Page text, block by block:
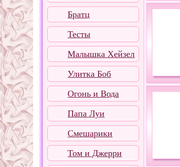
Братц
Тесты
Малышка Хейзел
Улитка Боб
Огонь и Вода
Папа Луи
Смешарики
Том и Джерри